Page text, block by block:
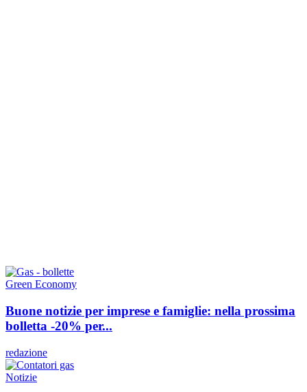
Green Economy
Buone notizie per imprese e famiglie: nella prossima
bolletta -20% per...
redazione
Notizie